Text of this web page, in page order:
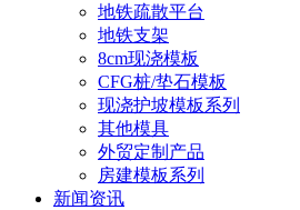
地铁疏散平台
地铁支架
8cm现浇模板
CFG桩/垫石模板
现浇护坡模板系列
其他模具
外贸定制产品
房建模板系列
新闻资讯